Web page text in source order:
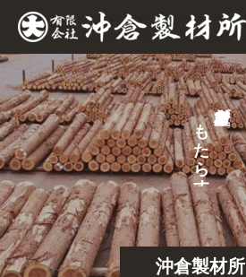
沖倉製材所
が
も
た
ら
す
せ
な
ら
し